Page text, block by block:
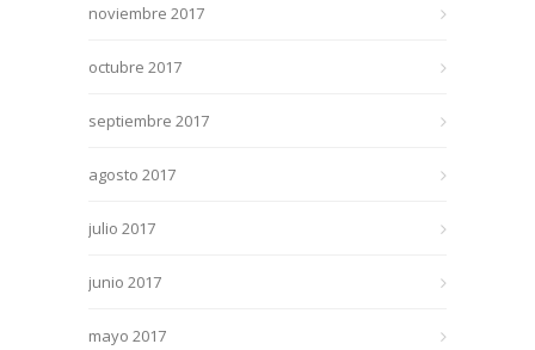
noviembre 2017
octubre 2017
septiembre 2017
agosto 2017
julio 2017
junio 2017
mayo 2017